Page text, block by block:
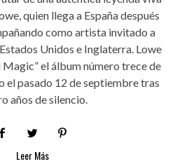
quien llega a España después
como artista invitado a
Unidos e Inglaterra. Lowe
el álbum número trece de
el pasado 12 de septiembre tras
años de silencio.
Leer Más